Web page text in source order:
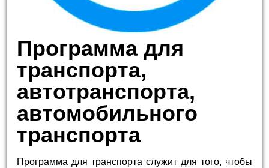
Программа для
транспорта,
автотранспорта,
автомобильного
транспорта
Программа для транспорта служит для того, чтобы